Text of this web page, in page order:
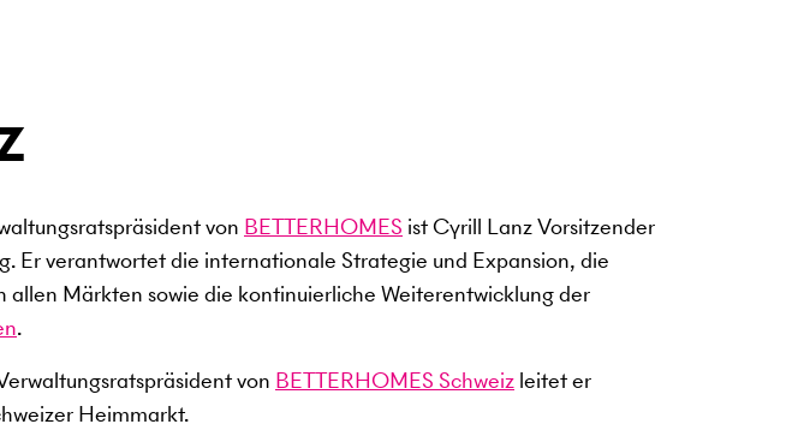
von BETTERHOMES ist Cyrill Lanz Vorsitzender
Er verantwortet die internationale Strategie und Expansion, die
Märkten sowie die kontinuierliche Weiterentwicklung der
.
von BETTERHOMES Schweiz leitet er
Heimmarkt.